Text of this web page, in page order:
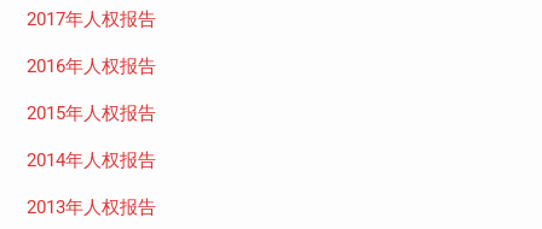
2017年人权报告
2016年人权报告
2015年人权报告
2014年人权报告
2013年人权报告